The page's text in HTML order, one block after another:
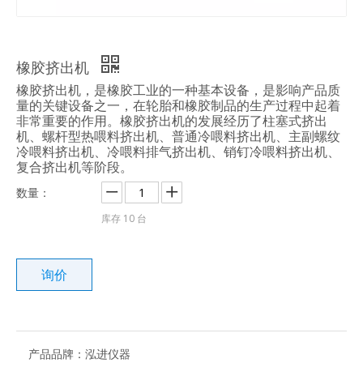
橡胶挤出机
橡胶挤出机，是橡胶工业的一种基本设备，是影响产品质
量的关键设备之一，在轮胎和橡胶制品的生产过程中起着
非常重要的作用。橡胶挤出机的发展经历了柱塞式挤出
机、螺杆型热喂料挤出机、普通冷喂料挤出机、主副螺纹
冷喂料挤出机、冷喂料排气挤出机、销钉冷喂料挤出机、
复合挤出机等阶段。
数量：
库存 10 台
询价
产品品牌： 泓进仪器